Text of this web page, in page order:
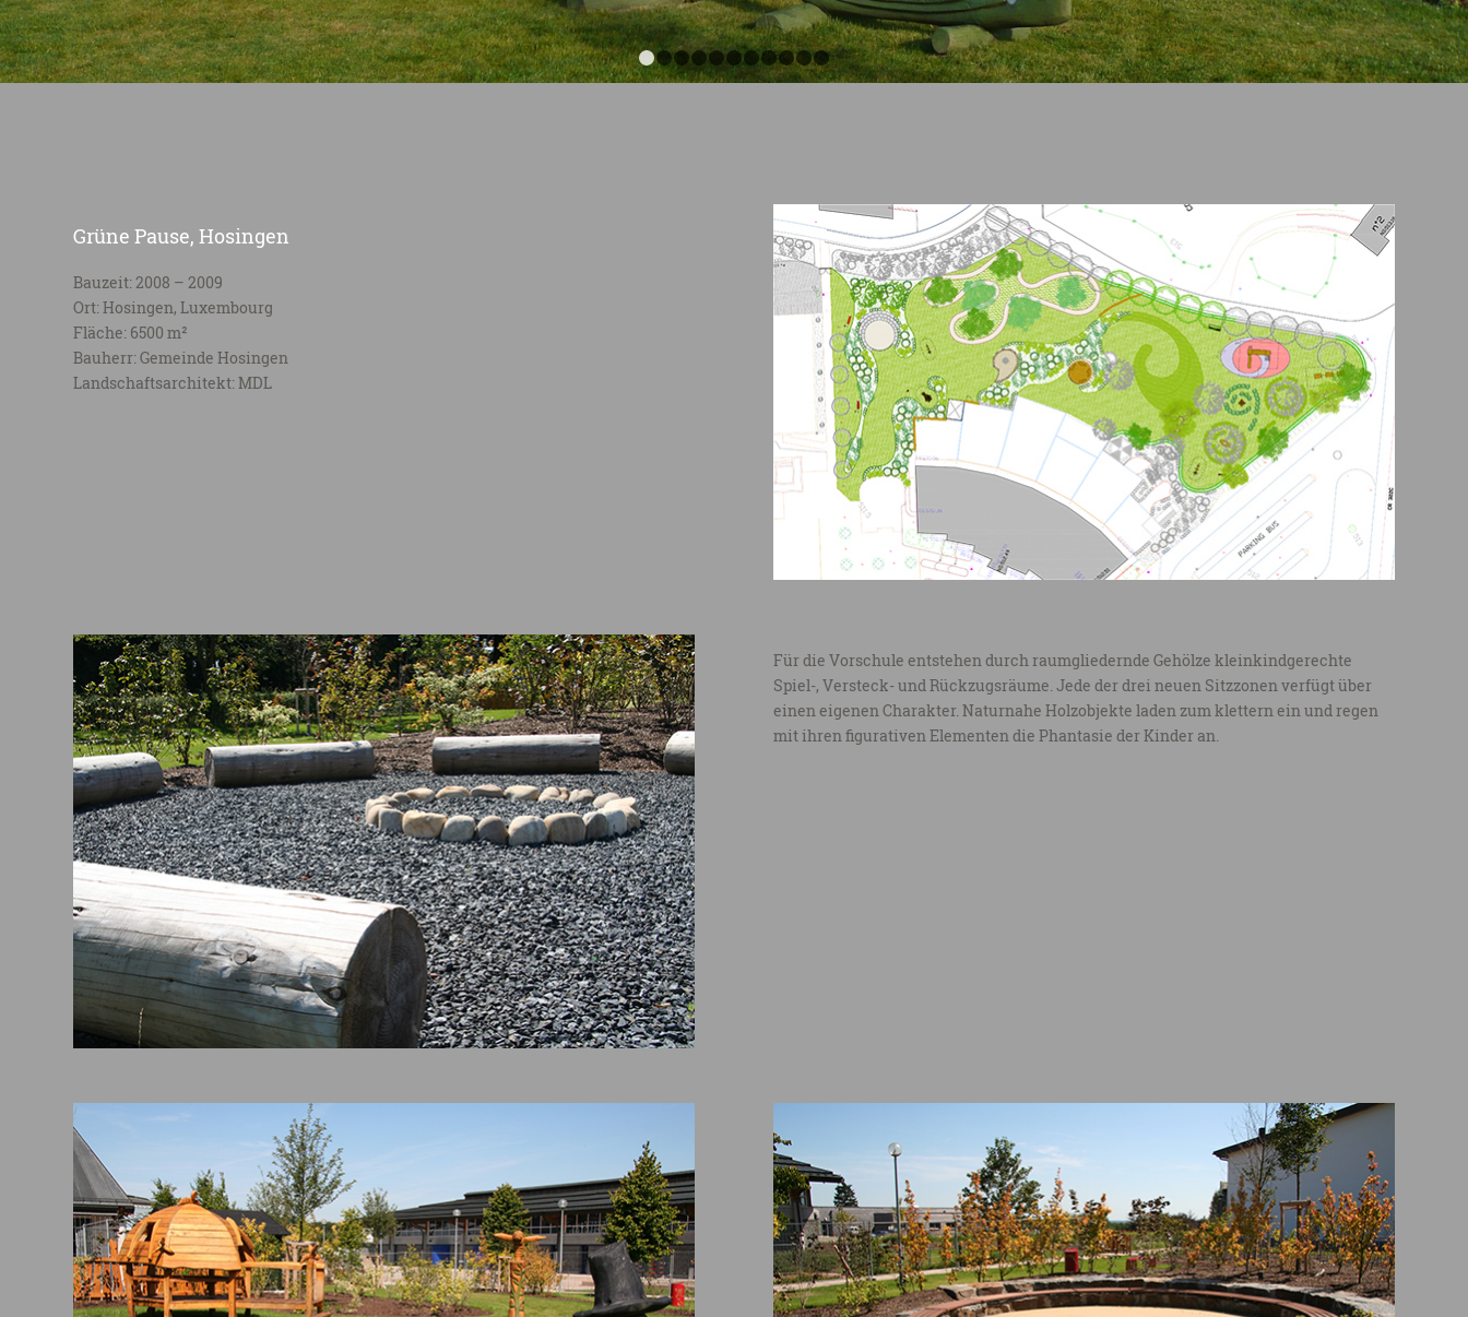
1 2 3 4 5 6 7 8 9 1011
Grüne Pause, Hosingen
Bauzeit: 2008 – 2009
Ort: Hosingen, Luxembourg
Fläche: 6500 m²
Bauherr: Gemeinde Hosingen
Landschaftsarchitekt: MDL
Für die Vorschule entstehen durch raumgliedernde Gehölze kleinkindgerechte
Spiel-, Versteck- und Rückzugsräume. Jede der drei neuen Sitzzonen verfügt über
einen eigenen Charakter. Naturnahe Holzobjekte laden zum klettern ein und regen
mit ihren figurativen Elementen die Phantasie der Kinder an.